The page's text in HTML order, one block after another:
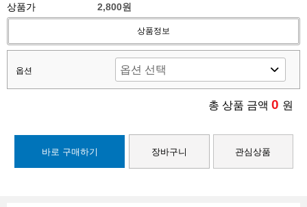
상품가
2,800원
상품정보
옵션
총 상품 금액 0 원
바로 구매하기 장바구니 관심상품